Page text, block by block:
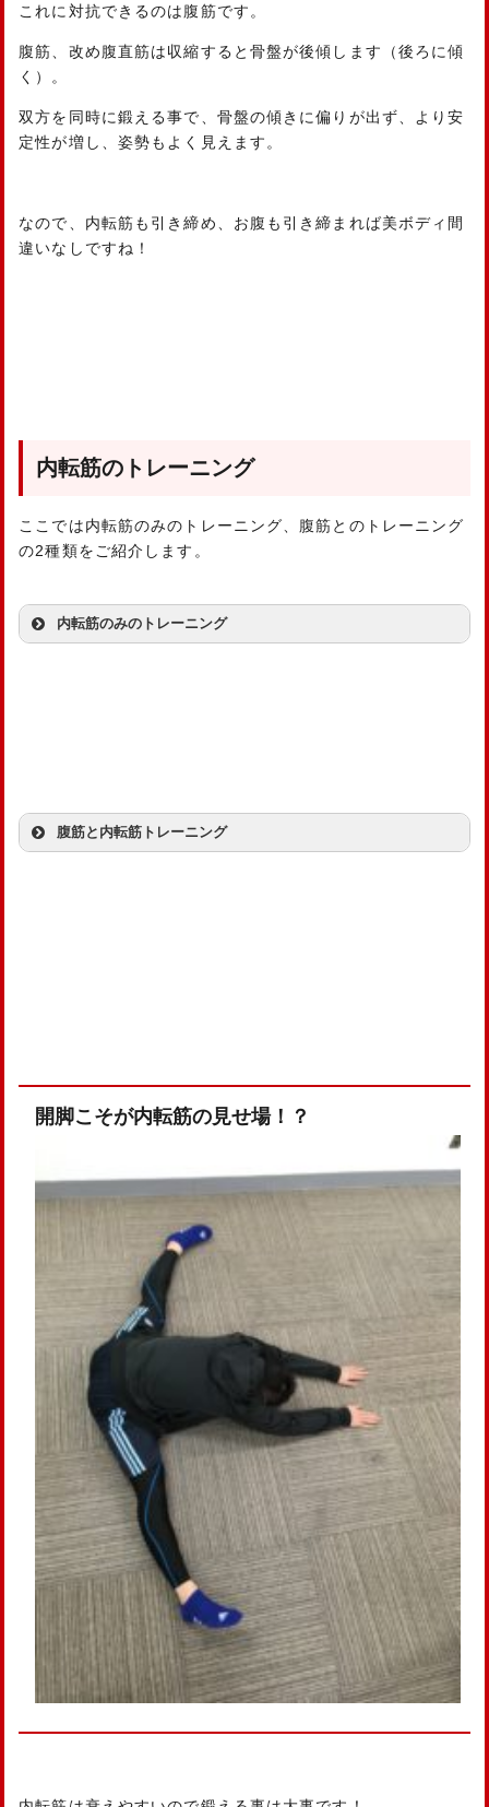
これに対抗できるのは腹筋です。
腹筋、改め腹直筋は収縮すると骨盤が後傾します（後ろに傾
く）。
双方を同時に鍛える事で、骨盤の傾きに偏りが出ず、より安
定性が増し、姿勢もよく見えます。
なので、内転筋も引き締め、お腹も引き締まれば美ボディ間
違いなしですね！
内転筋のトレーニング
ここでは内転筋のみのトレーニング、腹筋とのトレーニング
の2種類をご紹介します。
内転筋のみのトレーニング
腹筋と内転筋トレーニング
開脚こそが内転筋の見せ場！？